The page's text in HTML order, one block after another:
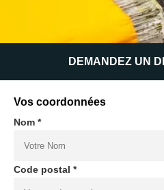
DEMANDEZ UN
Vos coordonnées
Nom *
Code postal *